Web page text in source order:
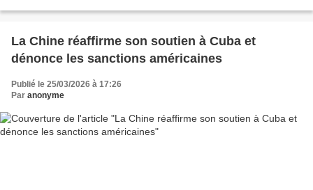
La Chine réaffirme son soutien à Cuba et
dénonce les sanctions américaines
Publié le 25/03/2026 à 17:26
Par anonyme